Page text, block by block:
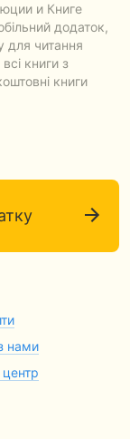
и Книге
додаток,
для читання
книги з
книги
нами